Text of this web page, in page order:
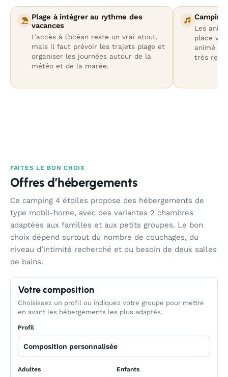
Plage à intégrer au rythme des
vacances
L’accès à l’océan reste un vrai atout,
mais il faut prévoir les trajets plage et
organiser les journées autour de la
météo et de la marée.
Les
place
animé
très
FAITES LE BON CHOIX
Offres d’hébergements
Ce camping 4 étoiles propose des hébergements de
type mobil-home, avec des variantes 2 chambres
adaptées aux familles et aux petits groupes. Le bon
choix dépend surtout du nombre de couchages, du
niveau d’intimité recherché et du besoin de deux salles
de bains.
Votre composition
Choisissez un profil ou indiquez votre groupe pour mettre
en avant les hébergements les plus adaptés.
Profil
Adultes Enfants